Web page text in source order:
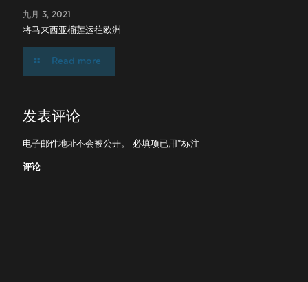
九月 3, 2021
将马来西亚榴莲运往欧洲
Read more
发表评论
电子邮件地址不会被公开。 必填项已用 *标注
评论